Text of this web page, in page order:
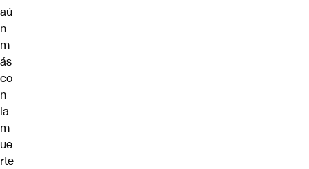
aú
n
m
ás
co
n
la
m
ue
rte